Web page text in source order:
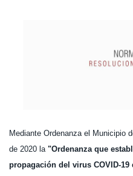
Mediante Ordenanza el Municipio
de 2020 la "Ordenanza que
propagación del virus COVID-